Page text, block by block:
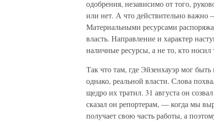
одобрения, независимо от того,
или нет. А что действительно важно
Материальными ресурсами
власть. Направление и характер
наличные ресурсы, а не то, кто
Так что там, где Эйзенхауэр мог
однако, реальной власти. Слова
щедро их тратил. 31 августа он
сказал он репортерам, — когда мы
получает свою часть работы, а